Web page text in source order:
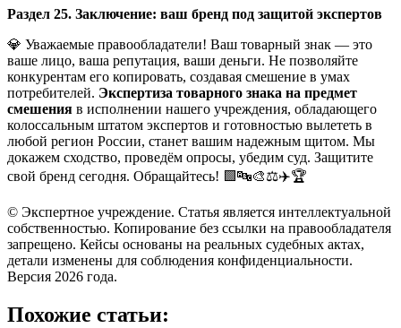
Раздел 25. Заключение: ваш бренд под защитой экспертов
💎 Уважаемые правообладатели! Ваш товарный знак — это
ваше лицо, ваша репутация, ваши деньги. Не позволяйте
конкурентам его копировать, создавая смешение в умах
потребителей. Экспертиза товарного знака на предмет
смешения в исполнении нашего учреждения, обладающего
колоссальным штатом экспертов и готовностью вылететь в
любой регион России, станет вашим надежным щитом. Мы
докажем сходство, проведём опросы, убедим суд. Защитите
свой бренд сегодня. Обращайтесь! 🟩🔤🎨⚖️✈️🏆
© Экспертное учреждение. Статья является интеллектуальной
собственностью. Копирование без ссылки на правообладателя
запрещено. Кейсы основаны на реальных судебных актах,
детали изменены для соблюдения конфиденциальности.
Версия 2026 года.
Похожие статьи: